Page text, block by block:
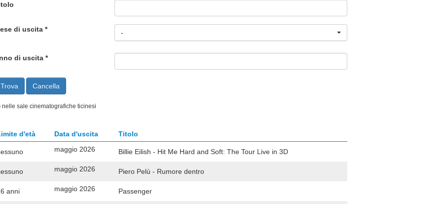
di uscita * -
di uscita *
nelle sale cinematografiche ticinesi
d'età Data d'uscita Titolo
maggio 2026 Billie Eilish - Hit Me Hard and Soft: The Tour Live in 3D
maggio 2026 Piero Pelù - Rumore dentro
anni maggio 2026 Passenger